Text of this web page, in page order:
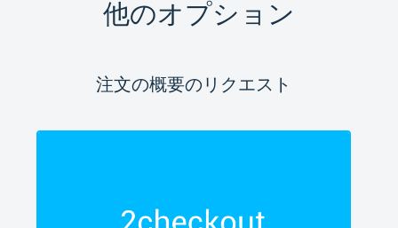
他のオプション
注文の概要のリクエスト